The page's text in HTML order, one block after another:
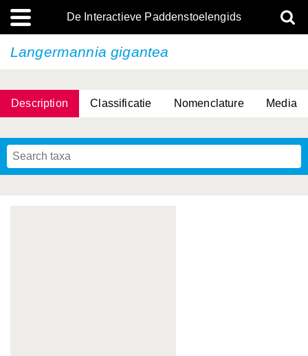
De Interactieve Paddenstoelengids
Langermannia gigantea
Description Classificatie Nomenclature Media